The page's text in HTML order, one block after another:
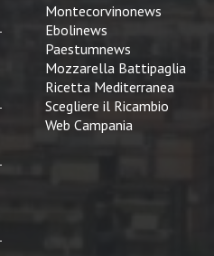
Montecorvinonews
Ebolinews
Paestumnews
Mozzarella Battipaglia
Ricetta Mediterranea
Scegliere il Ricambio
Web Campania